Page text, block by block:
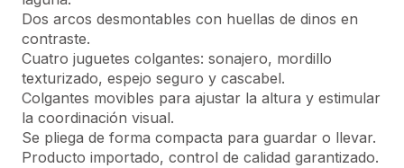
Dos arcos desmontables con huellas de dinos en
contraste.
Cuatro juguetes colgantes: sonajero, mordillo
texturizado, espejo seguro y cascabel.
Colgantes movibles para ajustar la altura y estimular
la coordinación visual.
Se pliega de forma compacta para guardar o llevar.
Producto importado, control de calidad garantizado.